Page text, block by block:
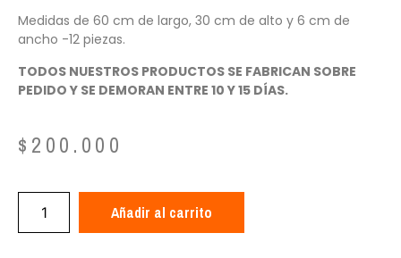
Medidas de 60 cm de largo, 30 cm de alto y 6 cm de
ancho -12 piezas.
TODOS NUESTROS PRODUCTOS SE FABRICAN SOBRE
PEDIDO Y SE DEMORAN ENTRE 10 Y 15 DÍAS.
$ 200.000
Añadir al carrito